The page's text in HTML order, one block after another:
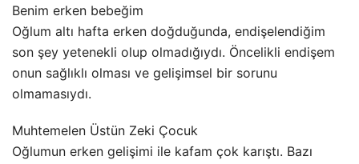
Benim erken bebeğim
Oğlum altı hafta erken doğduğunda, endişelendiğim
son şey yetenekli olup olmadığıydı. Öncelikli endişem
onun sağlıklı olması ve gelişimsel bir sorunu
olmamasıydı.
Muhtemelen Üstün Zeki Çocuk
Oğlumun erken gelişimi ile kafam çok karıştı. Bazı